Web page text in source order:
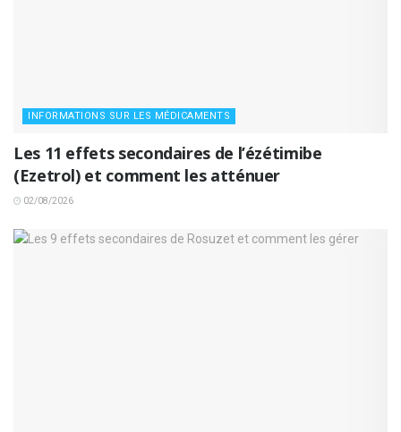
INFORMATIONS SUR LES MÉDICAMENTS
Les 11 effets secondaires de l’ézétimibe
(Ezetrol) et comment les atténuer
02/08/2026